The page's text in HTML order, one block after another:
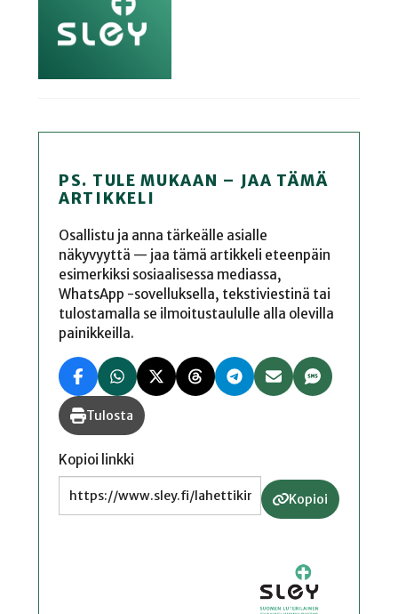
PS. TULE MUKAAN – JAA TÄMÄ
ARTIKKELI
Osallistu ja anna tärkeälle asialle
näkyvyyttä — jaa tämä artikkeli eteenpäin
esimerkiksi sosiaalisessa mediassa,
WhatsApp -sovelluksella, tekstiviestinä tai
tulostamalla se ilmoitustaululle alla olevilla
painikkeilla.
Tulosta
Kopioi linkki
Kopioi